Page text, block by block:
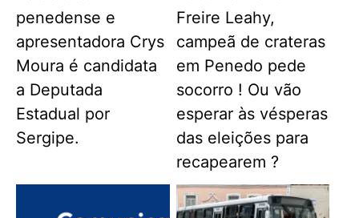
penedense e
apresentadora Crys
Moura é candidata
a Deputada
Estadual por
Sergipe.
Freire Leahy,
campeã de crateras
em Penedo pede
socorro ! Ou vão
esperar às vésperas
das eleições para
recapearem ?